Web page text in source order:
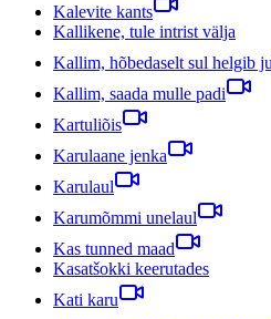
Kalevite kants
Kallikene, tule intrist välja
Kallim, hõbedaselt sul helgib
Kallim, saada mulle padi
Kartuliõis
Karulaane jenka
Karulaul
Karumõmmi unelaul
Kas tunned maad
Kasatšokki keerutades
Kati karu